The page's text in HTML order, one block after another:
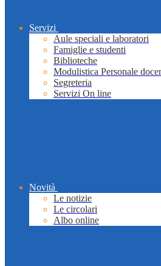
Servizi
Aule speciali e laboratori
Famiglie e studenti
Biblioteche
Modulistica Personale
Segreteria
Servizi On line
Novità
Le notizie
Le circolari
Albo online